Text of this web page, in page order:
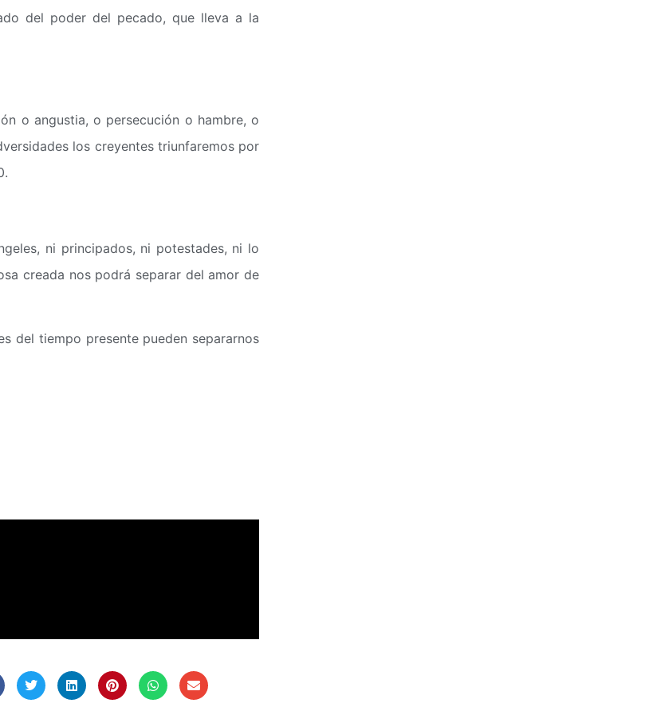
del poder del pecado, que lleva a la
o angustia, o persecución o hambre, o
los creyentes triunfaremos por
ni principados, ni potestades, ni lo
creada nos podrá separar del amor de
del tiempo presente pueden separarnos